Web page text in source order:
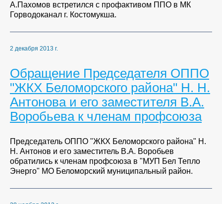
А.Пахомов встретился с профактивом ППО в МК
Горводоканал г. Костомукша.
2 декабря 2013 г.
Обращение Председателя ОППО
"ЖКХ Беломорского района" Н. Н.
Антонова и его заместителя В.А.
Воробьева к членам профсоюза
Председатель ОППО "ЖКХ Беломорского района" Н.
Н. Антонов и его заместитель В.А. Воробьев
обратились к членам профсоюза в "МУП Бел Тепло
Энерго" МО Беломорский муниципальный район.